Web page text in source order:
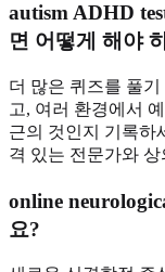
autism ADHD
면 어떻게 해야
더 많은 퀴즈를 풀
고, 여러 환경에서
근의 것인지 기록하
격 있는 전문가와
online
요?